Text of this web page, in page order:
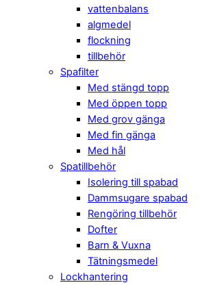
vattenbalans
algmedel
flockning
tillbehör
Spafilter
Med stängd topp
Med öppen topp
Med grov gänga
Med fin gänga
Med hål
Spatillbehör
Isolering till spabad
Dammsugare spabad
Rengöring tillbehör
Dofter
Barn & Vuxna
Tätningsmedel
Lockhantering